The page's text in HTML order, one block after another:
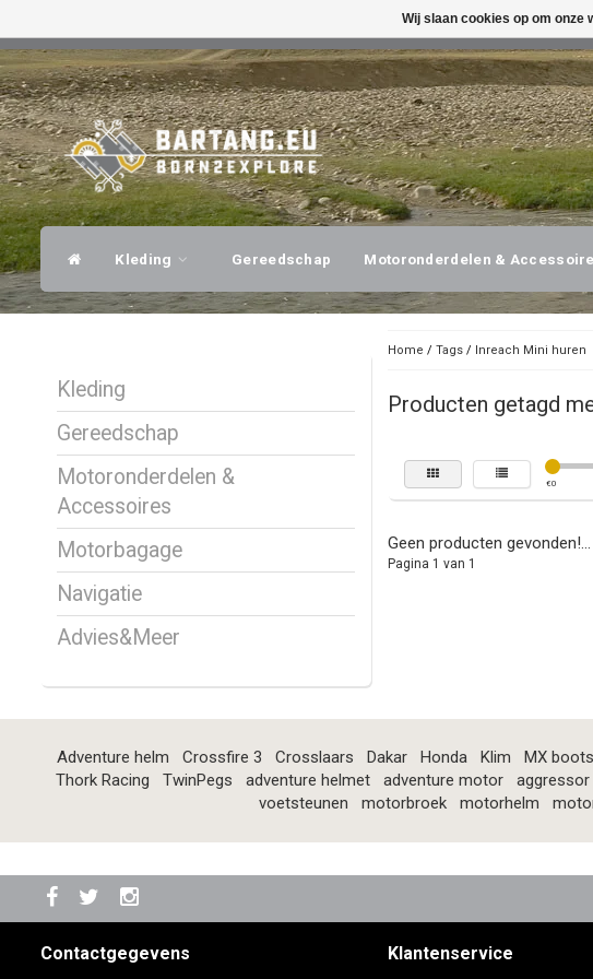
DESKUNDIG ADVIES,
Kleding Gereedschap Motoronderdelen &
Kleding
Gereedschap
Motoronderdelen &
Accessoires
Motorbagage
Navigatie
Advies&Meer
Home / Tags/ Inreach Mini huren
Producten getagd
€0
Geen producten gevonden!...
Pagina 1 van 1
Adventure helm Crossfire 3 Crosslaars Dakar Honda Klim MX boots
Thork Racing
TwinPegs adventure helmet adventure motor aggressor
voetsteunen
motorbroek motorhelm
Contactgegevens Klantenservice
Wij slaan cookies op om onze